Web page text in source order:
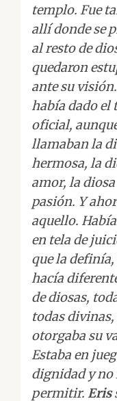
templo. Fue
allí donde se
al resto de
quedaron
ante su
había dado el
oficial,
llamaban la
hermosa, la
amor, la diosa
pasión. Y
aquello.
en tela de
que la definía,
hacía
de diosas,
todas divinas,
otorgaba su
Estaba en
dignidad y no
permitir. Eris